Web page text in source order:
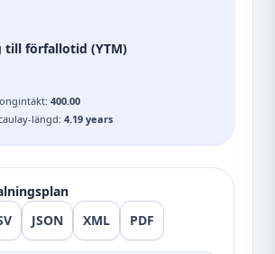
till förfallotid (YTM)
: 400.00
längd: 4.19 years
JSON XML PDF